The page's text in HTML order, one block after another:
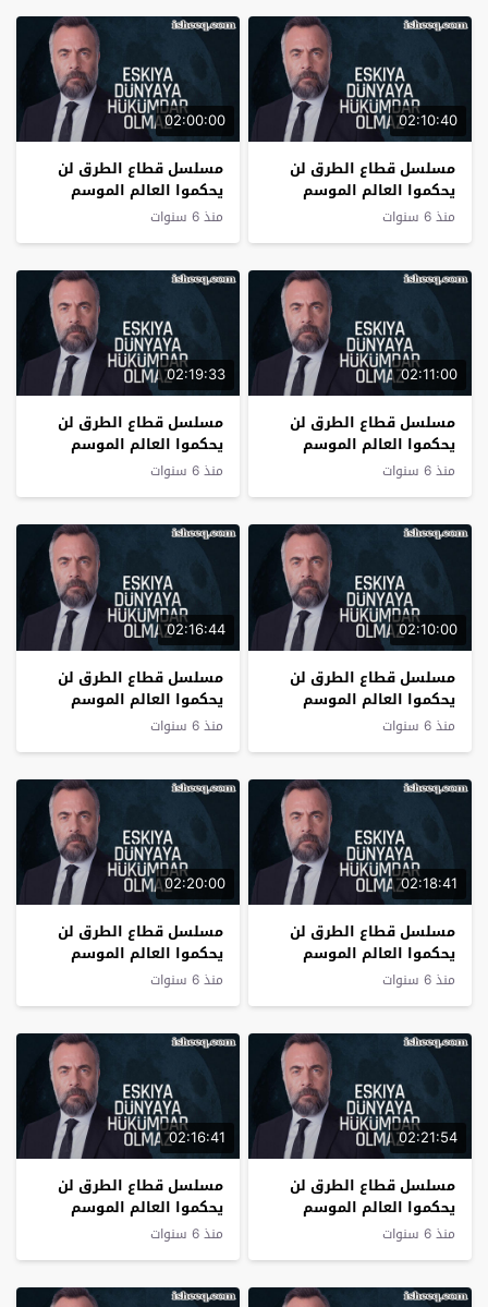
02:10:40
مسلسل قطاع الطرق لن
يحكموا العالم الموسم
الثالث الحلقة 20
منذ 6 سنوات
02:00:00
مسلسل قطاع الطرق لن
يحكموا العالم الموسم
الثالث الحلقة 19
منذ 6 سنوات
02:11:00
مسلسل قطاع الطرق لن
يحكموا العالم الموسم
الثالث الحلقة 18
منذ 6 سنوات
02:19:33
مسلسل قطاع الطرق لن
يحكموا العالم الموسم
الثالث الحلقة 17
منذ 6 سنوات
02:10:00
مسلسل قطاع الطرق لن
يحكموا العالم الموسم
الثالث الحلقة 16
منذ 6 سنوات
02:16:44
مسلسل قطاع الطرق لن
يحكموا العالم الموسم
الثالث الحلقة 15
منذ 6 سنوات
02:18:41
مسلسل قطاع الطرق لن
يحكموا العالم الموسم
الثالث الحلقة 14
منذ 6 سنوات
02:20:00
مسلسل قطاع الطرق لن
يحكموا العالم الموسم
الثالث الحلقة 13
منذ 6 سنوات
02:21:54
مسلسل قطاع الطرق لن
يحكموا العالم الموسم
الثالث الحلقة 12
منذ 6 سنوات
02:16:41
مسلسل قطاع الطرق لن
يحكموا العالم الموسم
الثالث الحلقة 11
منذ 6 سنوات